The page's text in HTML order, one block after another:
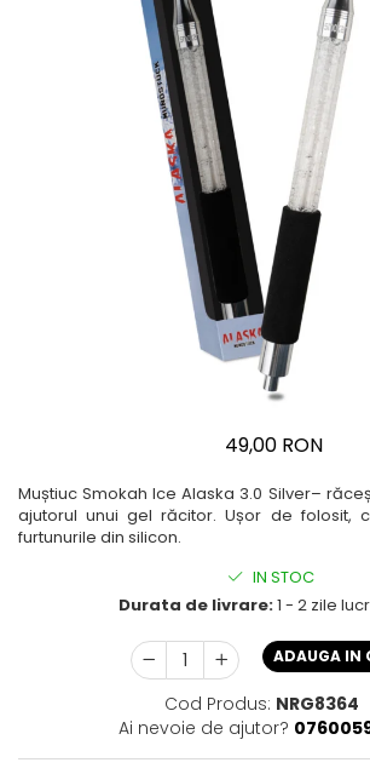
49,00 RON
Muștiuc Smokah Ice Alaska 3.0 Silver–
ajutorul unui gel răcitor. Ușor de folosit,
furtunurile din silicon.
IN STOC
Durata de livrare:1 - 2 zile
ADAUGA IN
Cod Produs: NRG8364
Ai nevoie de ajutor?